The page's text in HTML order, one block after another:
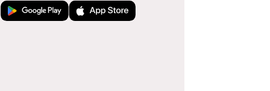
Jetzt bei Google PlayLaden im App Store